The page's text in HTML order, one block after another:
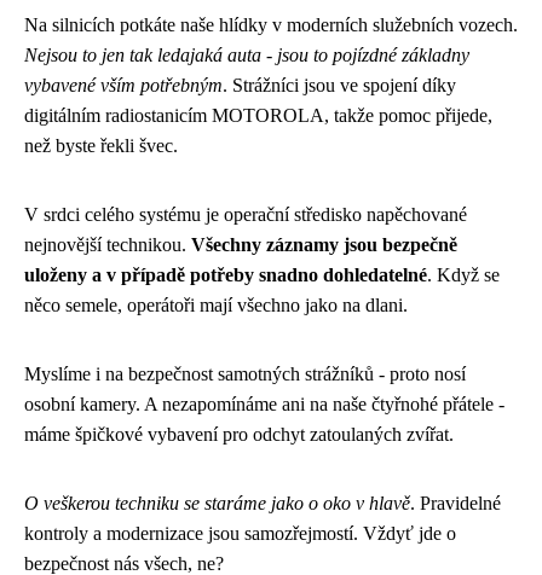
Na silnicích potkáte naše hlídky v moderních služebních vozech.
Nejsou to jen tak ledajaká auta - jsou to pojízdné základny
vybavené vším potřebným. Strážníci jsou ve spojení díky
digitálním radiostanicím MOTOROLA, takže pomoc přijede,
než byste řekli švec.
V srdci celého systému je operační středisko napěchované
nejnovější technikou. Všechny záznamy jsou bezpečně
uloženy a v případě potřeby snadno dohledatelné. Když se
něco semele, operátoři mají všechno jako na dlani.
Myslíme i na bezpečnost samotných strážníků - proto nosí
osobní kamery. A nezapomínáme ani na naše čtyřnohé přátele -
máme špičkové vybavení pro odchyt zatoulaných zvířat.
O veškerou techniku se staráme jako o oko v hlavě. Pravidelné
kontroly a modernizace jsou samozřejmostí. Vždyť jde o
bezpečnost nás všech, ne?